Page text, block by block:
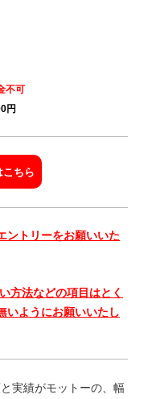
不可
円
こちら
ントリーをお願いいた
方法などの項目はとく
いようにお願いいたし
実績がモットーの、幅